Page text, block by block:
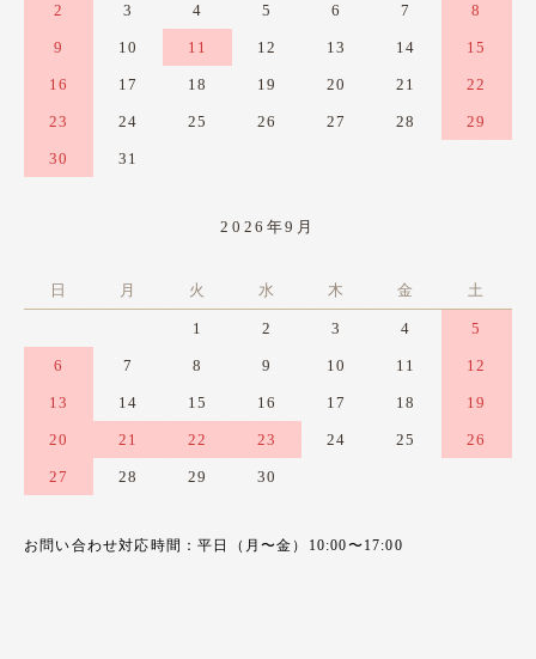
2 3 4 5 6 7 8
9 10 11 12 13 14 15
16 17 18 19 20 21 22
23 24 25 26 27 28 29
30 31
2026年9月
日 月 火 水 木 金 土
1 2 3 4 5
6 7 8 9 10 11 12
13 14 15 16 17 18 19
20 21 22 23 24 25 26
27 28 29 30
お問い合わせ対応時間：平日（月〜金）10:00〜17:00